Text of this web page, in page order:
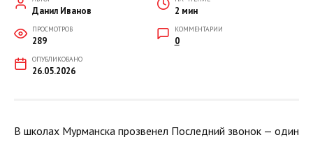
Данил Иванов 2 мин
ПРОСМОТРОВ
289
КОММЕНТАРИИ
0
ОПУБЛИКОВАНО
26.05.2026
В школах Мурманска прозвенел Последний звонок — один